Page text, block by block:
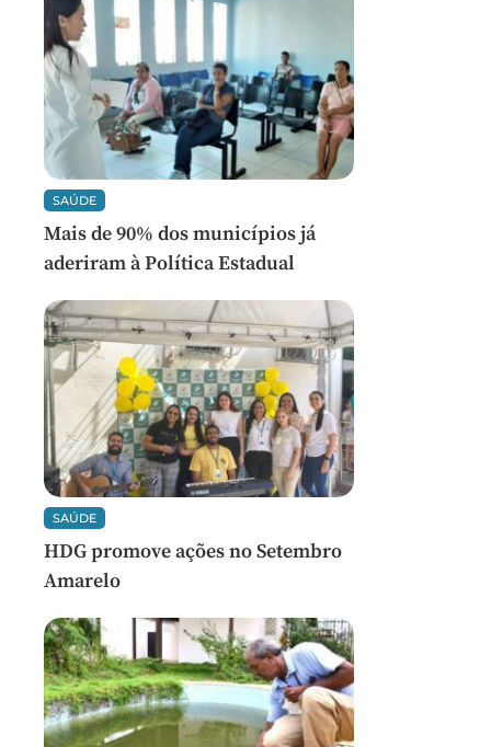
SAÚDE
Mais de 90% dos municípios já
aderiram à Política Estadual
SAÚDE
HDG promove ações no Setembro
Amarelo